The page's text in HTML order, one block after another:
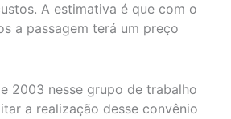
A estimativa é que com o
a passagem terá um preço
2003 nesse grupo de trabalho
a realização desse convênio